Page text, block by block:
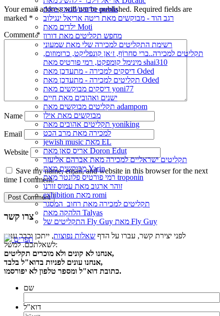
מחפש/מעונין מאת orenla
רגב הוד - מבוקשים מאת ריטה אריאל ינגילוב
ילדים מאת Moti
מחפש תקליטים מאת דורון
רשימת התקליטים למכירה שלי מאת שמעוני
תקליטים למכירה..ברי סחרוֹף, ז׳אן קונפליקט, כרומוזום,
מינימל קומפקט, רמי פורטיס מאת shai310
דיסקים למכירה - מתעדכן מאת Oded
תקליטים למכירה - מתעדכן מאת Oded
דיסקים מבוקשים מאת yoni77
ישנים ואהובים מאת חיים
תקליטים מבוקשים מאת adampom
מבוקשים מאת אילן
תקליטים אהובים מאת yoniking
למכירה מאת מרב הכט
jewish music מאת EL
אריס סאן מאת Doron Edut
תקליטים ישראליים למכירה מאת אברהם אליעזר
מבוקשים מאת Yarin
רמי פורטיס פלונטר מאת troponin
זוהר ארגוב מאת עמוס זורנו
exhibition מאת romi
תקליטים למכירה מאת רחוב_המסגר
הלהקה מאת Talyas
התקליטים של Fly Guy מאת Fly Guy
תפריט
Your email address will not be published. Required fields are
marked *
Comment*
Name
Email
Website
Save my name, email, and website in this browser for the next
time I comment.
צרו קשר
לפני יצירת קשר, עברו על הדף שאלות נפוצות, ייתכן וכבר ענינו
לשאלתכם. למשל:
אנחנו לא קונים ולא מוכרים תקליטים,
אנחנו עונים לפניות בדוא"ל בלבד,
כתובת דוא"ל ומספר טלפון לא יפורסמו.
שם
דוא"ל